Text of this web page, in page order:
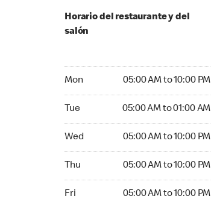
Horario del restaurante y del
salón
Mon 05:00 AM to 10:00 PM
Tue 05:00 AM to 01:00 AM
Wed 05:00 AM to 10:00 PM
Thu 05:00 AM to 10:00 PM
Fri 05:00 AM to 10:00 PM